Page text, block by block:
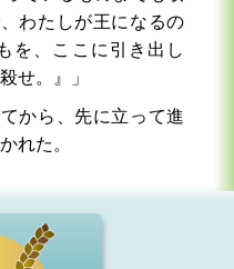
わたしが王になるの
を、ここに引き出し
せ。』」
から、先に立って進
れた。